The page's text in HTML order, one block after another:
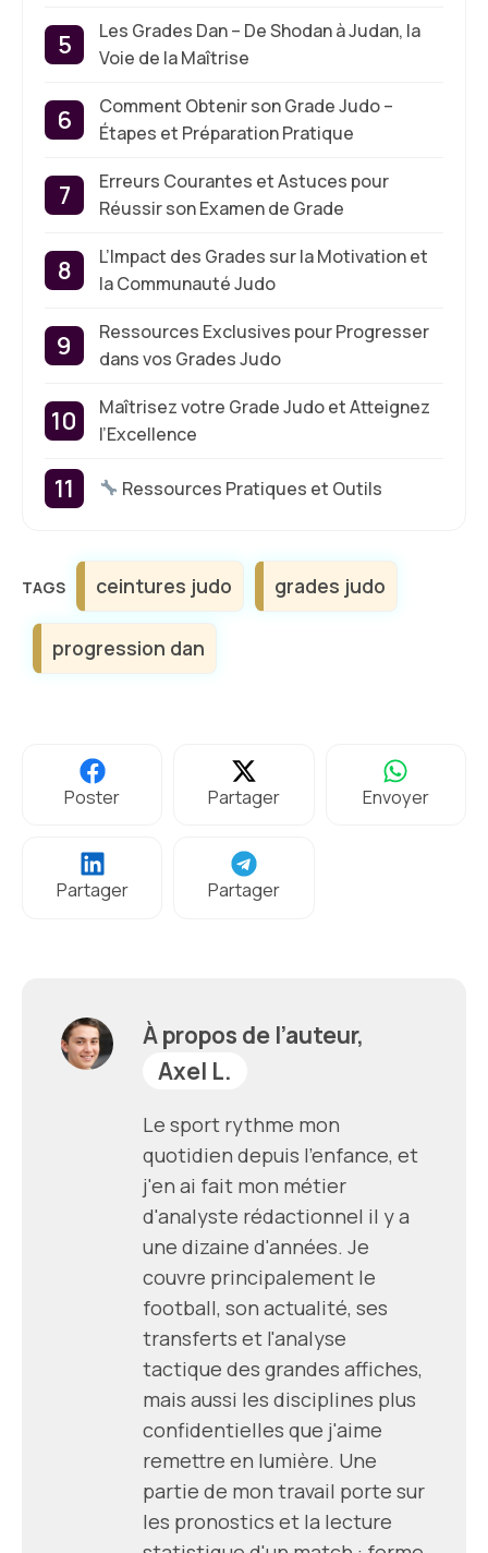
Les Grades Dan – De Shodan à Judan, la
Voie de la Maîtrise
Comment Obtenir son Grade Judo –
Étapes et Préparation Pratique
Erreurs Courantes et Astuces pour
Réussir son Examen de Grade
L’Impact des Grades sur la Motivation et
la Communauté Judo
Ressources Exclusives pour Progresser
dans vos Grades Judo
Maîtrisez votre Grade Judo et Atteignez
l’Excellence
Ressources Pratiques et Outils
Étiquettes
ceintures judo grades judo
progression dan
Poster Partager Envoyer
Partager Partager
À propos de l’auteur,
Axel L.
Le sport rythme mon
quotidien depuis l'enfance, et
j'en ai fait mon métier
d'analyste rédactionnel il y a
une dizaine d'années. Je
couvre principalement le
football, son actualité, ses
transferts et l'analyse
tactique des grandes affiches,
mais aussi les disciplines plus
confidentielles que j'aime
remettre en lumière. Une
partie de mon travail porte sur
les pronostics et la lecture